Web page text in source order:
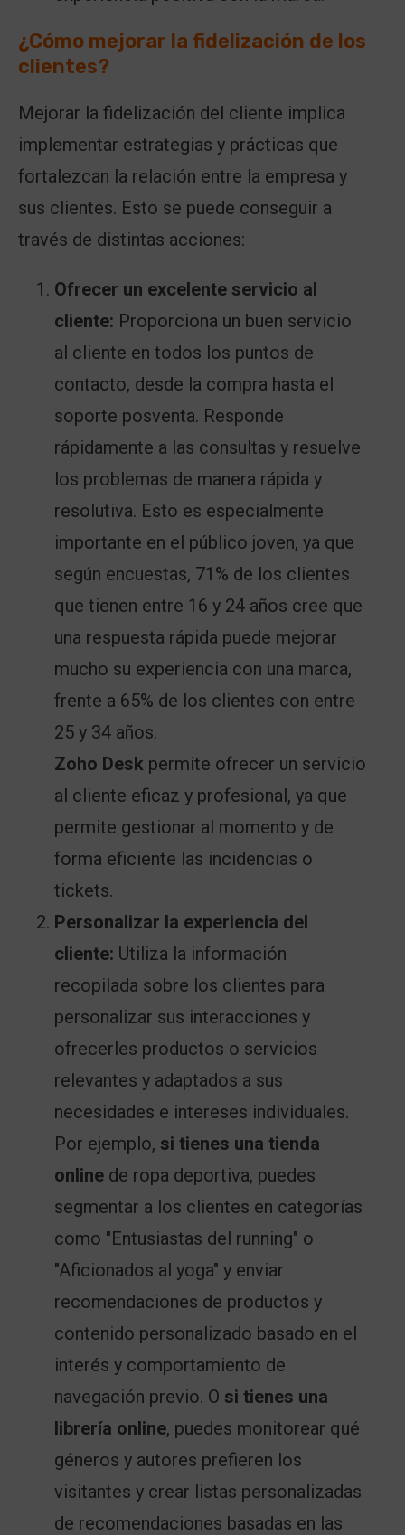
¿Cómo mejorar la fidelización de los
clientes?
Mejorar la fidelización del cliente implica
implementar estrategias y prácticas que
fortalezcan la relación entre la empresa y
sus clientes. Esto se puede conseguir a
través de distintas acciones:
Ofrecer un excelente servicio al
cliente: Proporciona un buen servicio
al cliente en todos los puntos de
contacto, desde la compra hasta el
soporte posventa. Responde
rápidamente a las consultas y resuelve
los problemas de manera rápida y
resolutiva. Esto es especialmente
importante en el público joven, ya que
según encuestas, 71% de los clientes
que tienen entre 16 y 24 años cree que
una respuesta rápida puede mejorar
mucho su experiencia con una marca,
frente a 65% de los clientes con entre
25 y 34 años.
Zoho Desk permite ofrecer un servicio
al cliente eficaz y profesional, ya que
permite gestionar al momento y de
forma eficiente las incidencias o
tickets.
Personalizar la experiencia del
cliente: Utiliza la información
recopilada sobre los clientes para
personalizar sus interacciones y
ofrecerles productos o servicios
relevantes y adaptados a sus
necesidades e intereses individuales.
Por ejemplo, si tienes una tienda
online de ropa deportiva, puedes
segmentar a los clientes en categorías
como "Entusiastas del running" o
"Aficionados al yoga" y enviar
recomendaciones de productos y
contenido personalizado basado en el
interés y comportamiento de
navegación previo. O si tienes una
librería online, puedes monitorear qué
géneros y autores prefieren los
visitantes y crear listas personalizadas
de recomendaciones basadas en las